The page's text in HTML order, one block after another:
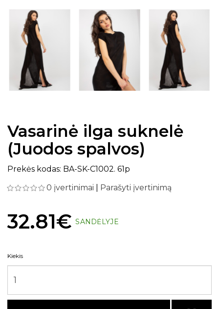
Vasarinė ilga suknelė
(Juodos spalvos)
Prekės kodas: BA-SK-C1002. 61p
0 įvertinimai
Parašyti įvertinimą
32.81€ SANDĖLYJE
Kiekis